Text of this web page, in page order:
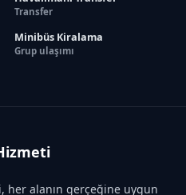
Transfer
Minibüs Kiralama
Grup ulaşımı
her alanın gerçeğine uygun